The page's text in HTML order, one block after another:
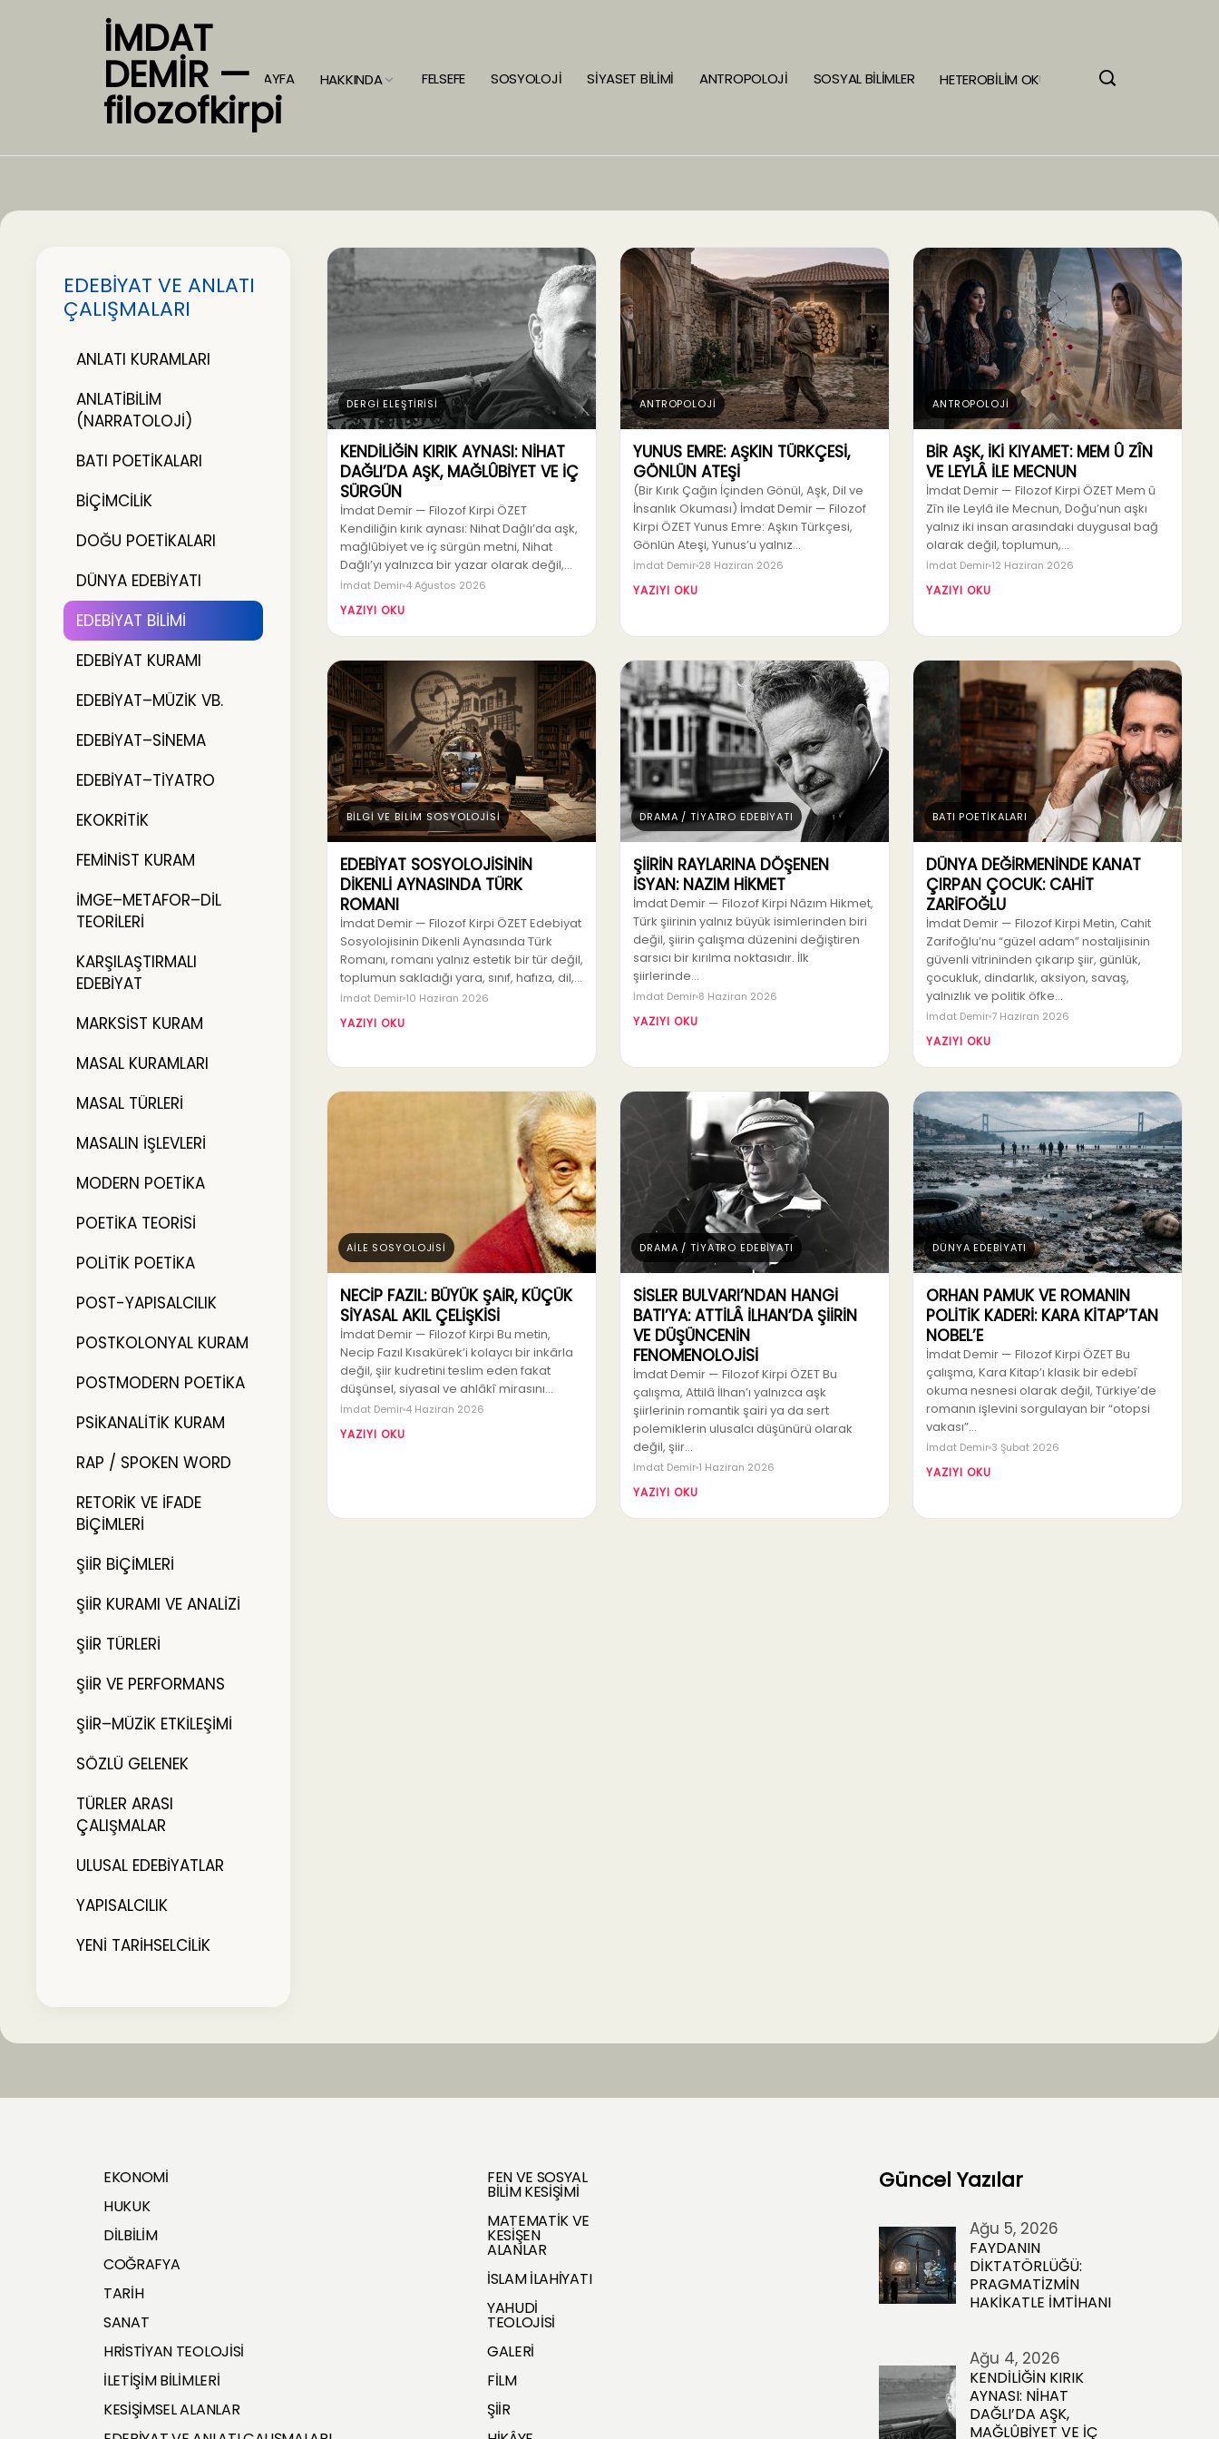
İMDAT
DEMİR —
filozofkirpi
ANASAYFA HAKKINDA FELSEFE SOSYOLOJİ SİYASET BİLİMİ ANTROPOLOJİ SOSYAL BİLİMLER HETEROBİLİM OKULU
EDEBİYAT VE ANLATI
ÇALIŞMALARI
ANLATI KURAMLARI
ANLATİBİLİM
(NARRATOLOJİ)
BATI POETİKALARI
BİÇİMCİLİK
DOĞU POETİKALARI
DÜNYA EDEBİYATI
EDEBİYAT BİLİMİ
EDEBİYAT KURAMI
EDEBİYAT–MÜZİK VB.
EDEBİYAT–SİNEMA
EDEBİYAT–TİYATRO
EKOKRİTİK
FEMİNİST KURAM
İMGE–METAFOR–DİL
TEORİLERİ
KARŞILAŞTIRMALI
EDEBİYAT
MARKSİST KURAM
MASAL KURAMLARI
MASAL TÜRLERİ
MASALIN İŞLEVLERİ
MODERN POETİKA
POETİKA TEORİSİ
POLİTİK POETİKA
POST-YAPISALCILIK
POSTKOLONYAL KURAM
POSTMODERN POETİKA
PSİKANALİTİK KURAM
RAP / SPOKEN WORD
RETORİK VE İFADE
BİÇİMLERİ
ŞİİR BİÇİMLERİ
ŞİİR KURAMI VE ANALİZİ
ŞİİR TÜRLERİ
ŞİİR VE PERFORMANS
ŞİİR–MÜZİK ETKİLEŞİMİ
SÖZLÜ GELENEK
TÜRLER ARASI
ÇALIŞMALAR
ULUSAL EDEBİYATLAR
YAPISALCILIK
YENİ TARİHSELCİLİK
DERGİ ELEŞTİRİSİ
KENDİLİĞİN KIRIK AYNASI: NİHAT
DAĞLI’DA AŞK, MAĞLÛBİYET VE İÇ
SÜRGÜN
İmdat Demir — Filozof Kirpi ÖZET
Kendiliğin kırık aynası: Nihat Dağlı’da aşk,
mağlûbiyet ve iç sürgün metni, Nihat
Dağlı’yı yalnızca bir yazar olarak değil,…
İmdat Demir 4 Ağustos 2026
YAZIYI OKU
ANTROPOLOJİ
YUNUS EMRE: AŞKIN TÜRKÇESİ,
GÖNLÜN ATEŞİ
(Bir Kırık Çağın İçinden Gönül, Aşk, Dil ve
İnsanlık Okuması) İmdat Demir — Filozof
Kirpi ÖZET Yunus Emre: Aşkın Türkçesi,
Gönlün Ateşi, Yunus’u yalnız…
İmdat Demir 28 Haziran 2026
YAZIYI OKU
ANTROPOLOJİ
BİR AŞK, İKİ KIYAMET: MEM Û ZÎN
VE LEYLÂ İLE MECNUN
İmdat Demir — Filozof Kirpi ÖZET Mem û
Zîn ile Leylâ ile Mecnun, Doğu’nun aşkı
yalnız iki insan arasındaki duygusal bağ
olarak değil, toplumun,…
İmdat Demir 12 Haziran 2026
YAZIYI OKU
BİLGİ VE BİLİM SOSYOLOJİSİ
EDEBİYAT SOSYOLOJİSİNİN
DİKENLİ AYNASINDA TÜRK
ROMANI
İmdat Demir — Filozof Kirpi ÖZET Edebiyat
Sosyolojisinin Dikenli Aynasında Türk
Romanı, romanı yalnız estetik bir tür değil,
toplumun sakladığı yara, sınıf, hafıza, dil,…
İmdat Demir 10 Haziran 2026
YAZIYI OKU
DRAMA / TİYATRO EDEBİYATI
ŞİİRİN RAYLARINA DÖŞENEN
İSYAN: NAZIM HİKMET
İmdat Demir — Filozof Kirpi Nâzım Hikmet,
Türk şiirinin yalnız büyük isimlerinden biri
değil, şiirin çalışma düzenini değiştiren
sarsıcı bir kırılma noktasıdır. İlk
şiirlerinde…
İmdat Demir 8 Haziran 2026
YAZIYI OKU
BATI POETİKALARI
DÜNYA DEĞİRMENİNDE KANAT
ÇIRPAN ÇOCUK: CAHİT
ZARİFOĞLU
İmdat Demir — Filozof Kirpi Metin, Cahit
Zarifoğlu’nu “güzel adam” nostaljisinin
güvenli vitrininden çıkarıp şiir, günlük,
çocukluk, dindarlık, aksiyon, savaş,
yalnızlık ve politik öfke…
İmdat Demir 7 Haziran 2026
YAZIYI OKU
AİLE SOSYOLOJİSİ
NECİP FAZIL: BÜYÜK ŞAİR, KÜÇÜK
SİYASAL AKIL ÇELİŞKİSİ
İmdat Demir — Filozof Kirpi Bu metin,
Necip Fazıl Kısakürek’i kolaycı bir inkârla
değil, şiir kudretini teslim eden fakat
düşünsel, siyasal ve ahlâkî mirasını…
İmdat Demir 4 Haziran 2026
YAZIYI OKU
DRAMA / TİYATRO EDEBİYATI
SİSLER BULVARI’NDAN HANGİ
BATI’YA: ATTİLÂ İLHAN’DA ŞİİRİN
VE DÜŞÜNCENİN
FENOMENOLOJİSİ
İmdat Demir — Filozof Kirpi ÖZET Bu
çalışma, Attilâ İlhan’ı yalnızca aşk
şiirlerinin romantik şairi ya da sert
polemiklerin ulusalcı düşünürü olarak
değil, şiir…
İmdat Demir 1 Haziran 2026
YAZIYI OKU
DÜNYA EDEBİYATI
ORHAN PAMUK VE ROMANIN
POLİTİK KADERİ: KARA KİTAP’TAN
NOBEL’E
İmdat Demir — Filozof Kirpi ÖZET Bu
çalışma, Kara Kitap’ı klasik bir edebî
okuma nesnesi olarak değil, Türkiye’de
romanın işlevini sorgulayan bir “otopsi
vakası”…
İmdat Demir 3 Şubat 2026
YAZIYI OKU
EKONOMİ
HUKUK
DİLBİLİM
COĞRAFYA
TARİH
SANAT
HRİSTİYAN TEOLOJİSİ
İLETİŞİM BİLİMLERİ
KESİŞİMSEL ALANLAR
FEN VE SOSYAL
BİLİM KESİŞİMİ
MATEMATİK VE
KESİŞEN
ALANLAR
İSLAM İLAHİYATI
YAHUDİ
TEOLOJİSİ
GALERİ
FİLM
ŞİİR
Güncel Yazılar
Ağu 5, 2026
FAYDANIN
DİKTATÖRLÜĞÜ:
PRAGMATİZMİN
HAKİKATLE İMTİHANI
Ağu 4, 2026
KENDİLİĞİN KIRIK
AYNASI: NİHAT
DAĞLI’DA AŞK,
MAĞLÛBİYET VE İÇ